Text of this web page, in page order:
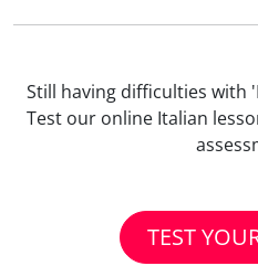
Still having difficulties with
Test our online Italian
TEST